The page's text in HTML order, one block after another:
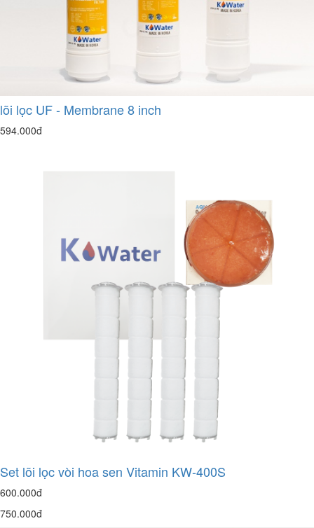
lõi lọc UF - Membrane 8 inch
594.000đ
Set lõi lọc vòi hoa sen Vitamin KW-400S
600.000đ
750.000đ